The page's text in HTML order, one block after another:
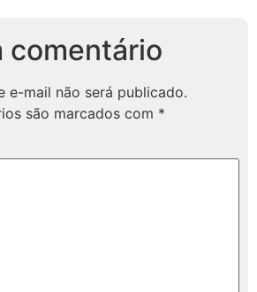
comentário
e-mail não será publicado.
são marcados com *